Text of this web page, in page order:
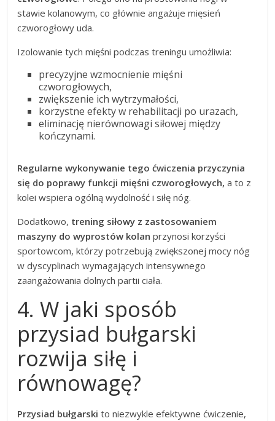
stawie kolanowym, co głównie angażuje mięsień
czworogłowy uda.
Izolowanie tych mięśni podczas treningu umożliwia:
precyzyjne wzmocnienie mięśni
czworogłowych,
zwiększenie ich wytrzymałości,
korzystne efekty w rehabilitacji po urazach,
eliminację nierównowagi siłowej między
kończynami.
Regularne wykonywanie tego ćwiczenia przyczynia
się do poprawy funkcji mięśni czworogłowych, a to z
kolei wspiera ogólną wydolność i siłę nóg.
Dodatkowo, trening siłowy z zastosowaniem
maszyny do wyprostów kolan przynosi korzyści
sportowcom, którzy potrzebują zwiększonej mocy nóg
w dyscyplinach wymagających intensywnego
zaangażowania dolnych partii ciała.
4. W jaki sposób
przysiad bułgarski
rozwija siłę i
równowagę?
Przysiad bułgarski to niezwykle efektywne ćwiczenie,